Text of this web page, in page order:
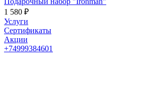
1 580 ₽
Услуги
Сертификаты
Акции
+74999384601